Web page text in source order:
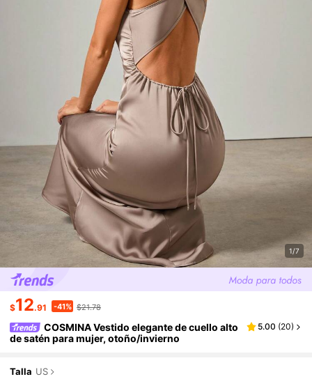
1/7
$12.91 -41% $21.78
COSMINA Vestido elegante de cuello alto
de satén para mujer, otoño/invierno
5.00 (20)
Talla US